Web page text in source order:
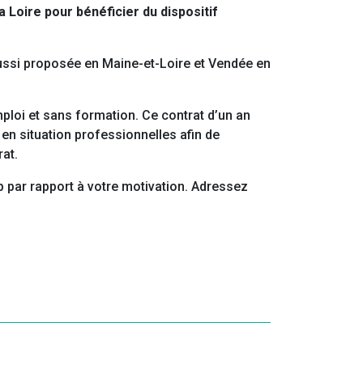
Loire pour bénéficier du dispositif
proposée en Maine-et-Loire et Vendée en
et sans formation. Ce contrat d’un an
situation professionnelles afin de
rapport à votre motivation. Adressez